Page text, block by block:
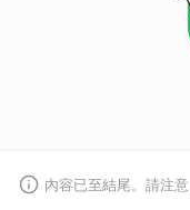
內容已至結尾。請注